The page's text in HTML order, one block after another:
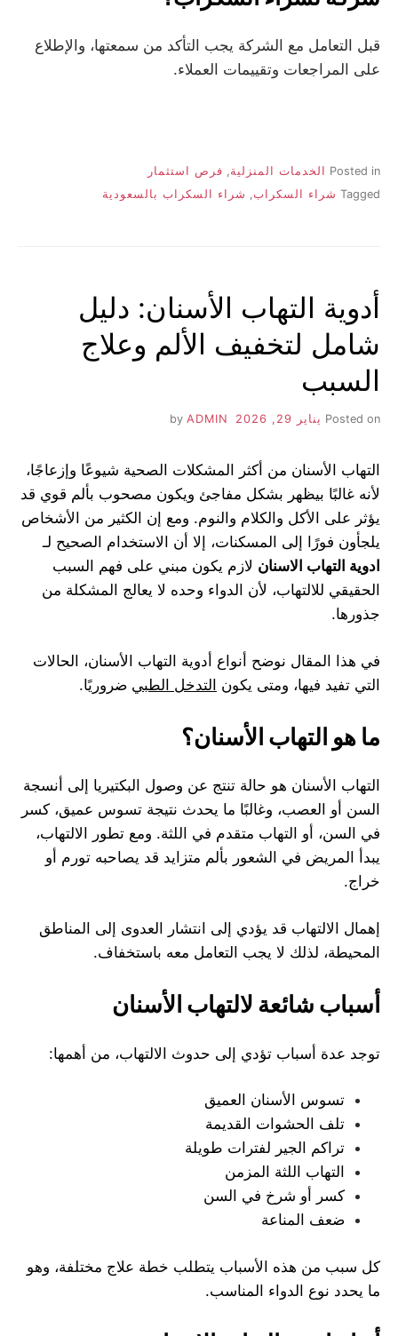
قبل التعامل مع الشركة يجب التأكد من سمعتها، والإطلاع
على المراجعات وتقييمات العملاء.
Posted in الخدمات المنزلية, فرص استثمار
Tagged شراء السكراب, شراء السكراب بالسعودية
أدوية التهاب الأسنان: دليل
شامل لتخفيف الألم وعلاج
السبب
Posted on يناير 29, 2026 ADMIN
التهاب الأسنان من أكثر المشكلات الصحية شيوعًا وإزعاجًا،
لأنه غالبًا بيظهر بشكل مفاجئ ويكون مصحوب بألم قوي قد
يؤثر على الأكل والكلام والنوم. ومع إن الكثير من الأشخاص
يلجأون فورًا إلى المسكنات، إلا أن الاستخدام الصحيح لـ
ادوية التهاب الاسنان لازم يكون مبني على فهم السبب
الحقيقي للالتهاب، لأن الدواء وحده لا يعالج المشكلة من
جذورها.
في هذا المقال نوضح أنواع أدوية التهاب الأسنان، الحالات
التي تفيد فيها، ومتى يكون التدخل الطبي ضروريًا.
ما هو التهاب الأسنان؟
التهاب الأسنان هو حالة تنتج عن وصول البكتيريا إلى أنسجة
السن أو العصب، وغالبًا ما يحدث نتيجة تسوس عميق، كسر
في السن، أو التهاب متقدم في اللثة. ومع تطور الالتهاب،
يبدأ المريض في الشعور بألم متزايد قد يصاحبه تورم أو
خراج.
إهمال الالتهاب قد يؤدي إلى انتشار العدوى إلى المناطق
المحيطة، لذلك لا يجب التعامل معه باستخفاف.
أسباب شائعة لالتهاب الأسنان
توجد عدة أسباب تؤدي إلى حدوث الالتهاب، من أهمها:
تسوس الأسنان العميق
تلف الحشوات القديمة
تراكم الجير لفترات طويلة
التهاب اللثة المزمن
كسر أو شرخ في السن
ضعف المناعة
كل سبب من هذه الأسباب يتطلب خطة علاج مختلفة، وهو
ما يحدد نوع الدواء المناسب.